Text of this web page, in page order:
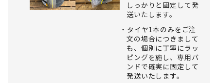
しっかりと固定して発
送いたします。
タイヤ1本のみをご注
文の場合につきまして
も、個別に丁寧にラッ
ピングを施し、専用バ
ンドで確実に固定して
発送いたします。